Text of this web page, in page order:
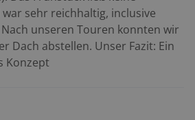
lang, die ganze Anlage maß
um den Mosaikfußboden
aufgebaut und gibt dem
vom damaligen Leben.
deutschem Boden
sehr reichhaltig, inclusive
unseren Touren konnten wir
Dach abstellen. Unser Fazit: Ein
Konzept